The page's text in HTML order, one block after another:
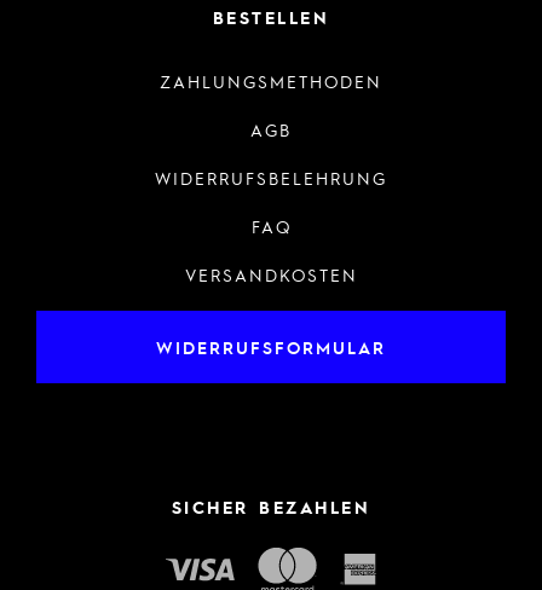
BESTELLEN
ZAHLUNGSMETHODEN
AGB
WIDERRUFSBELEHRUNG
FAQ
VERSANDKOSTEN
WIDERRUFSFORMULAR
SICHER BEZAHLEN